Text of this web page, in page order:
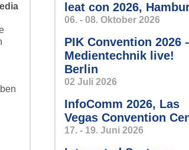
müde werden
Industrie.
leat con 2026,
06. - 08. Oktober 2026
PIK Convention 2026
Medientechnik live!
Berlin
02 Juli 2026
InfoComm 2026, Las
Vegas Convention
17. - 19. Juni 2026